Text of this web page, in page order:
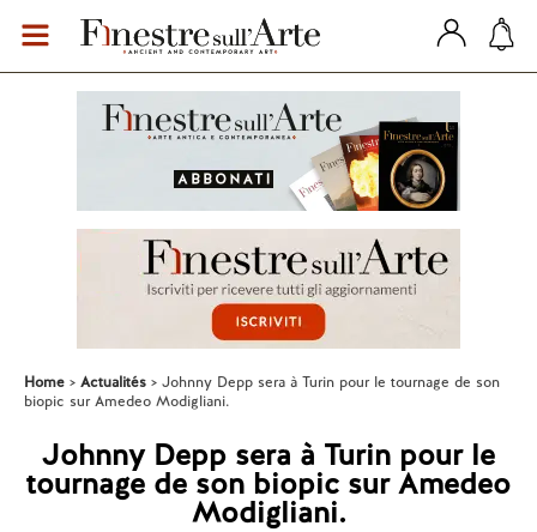
Home Actualités
Johnny Depp sera à Turin pour le tournage de son
biopic sur Amedeo Modigliani.
Johnny Depp sera à Turin pour le
tournage de son biopic sur Amedeo
Modigliani.